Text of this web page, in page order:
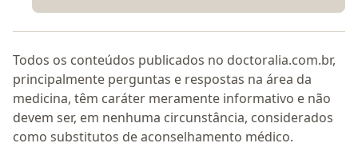
Todos os conteúdos publicados no doctoralia.com.br,
principalmente perguntas e respostas na área da
medicina, têm caráter meramente informativo e não
devem ser, em nenhuma circunstância, considerados
como substitutos de aconselhamento médico.